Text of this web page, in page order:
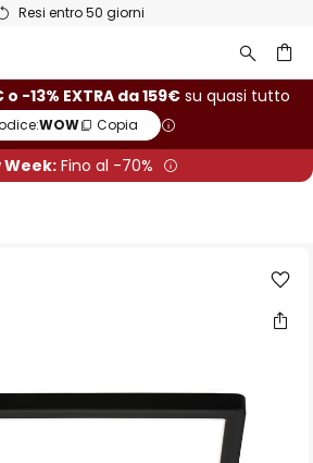
Resi entro 50 giorni
o -13% EXTRA da 159€ su quasi tutto
WOW Copia
Week: Fino al -70%